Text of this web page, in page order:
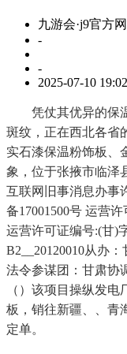
九游会·j9官方
-
-
2025-07-10 19:02
凭仗其优异的保温
斑纹，正在西北各省
实石漆保温粉饰板、
象，位于张掖市临泽
互联网旧事消息办事
备17001500号 运营
运营许可证编号:(甘)
B2__20120010从办
法令参谋团：甘肃协
（）该项目操纵发
板，销往新疆、、青
定单。